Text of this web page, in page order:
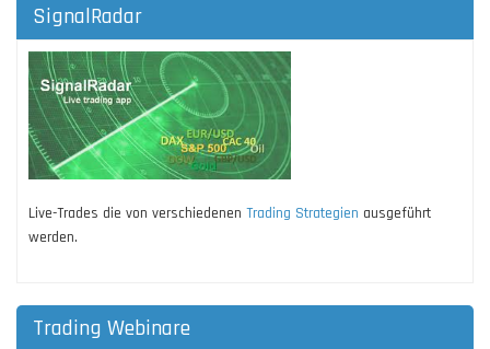
SignalRadar
Live-Trades die von verschiedenen Trading Strategien ausgeführt
werden.
Trading Webinare